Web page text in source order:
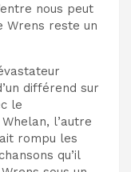
nous peut
Wrens reste un
différend sur
le
l’autre
rompu les
qu’il